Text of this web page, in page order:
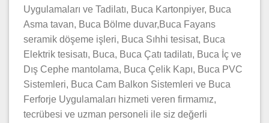
Uygulamaları ve Tadilatı, Buca Kartonpiyer, Buca
Asma tavan, Buca Bölme duvar,Buca Fayans
seramik döşeme işleri, Buca Sıhhi tesisat, Buca
Elektrik tesisatı, Buca, Buca Çatı tadilatı, Buca İç ve
Dış Cephe mantolama, Buca Çelik Kapı, Buca PVC
Sistemleri, Buca Cam Balkon Sistemleri ve Buca
Ferforje Uygulamaları hizmeti veren firmamız,
tecrübesi ve uzman personeli ile siz değerli